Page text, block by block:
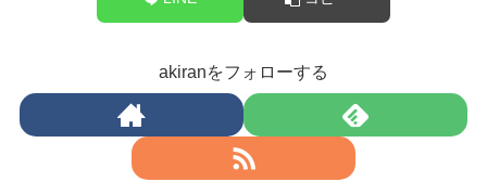
akiranをフォローする